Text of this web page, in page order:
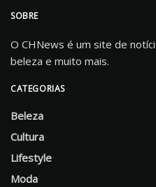
SOBRE
O CHNews é um site de
beleza e muito mais.
CATEGORIAS
Beleza
Cultura
Lifestyle
Moda